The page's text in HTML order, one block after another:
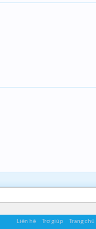
Liên hệ Trợ giúp Trang chủ